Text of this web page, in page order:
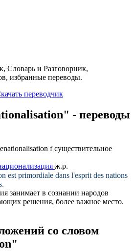
Словарь и Разговорник,
избранные переводы.
- переводы
f существительное
ж.р.
est primordiale dans l'esprit des nations
занимает в сознании народов
решения, более важное место.
со словом